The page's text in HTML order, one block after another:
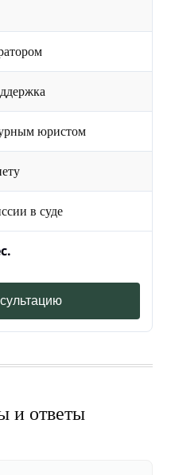
юристом
в суде
и ответы